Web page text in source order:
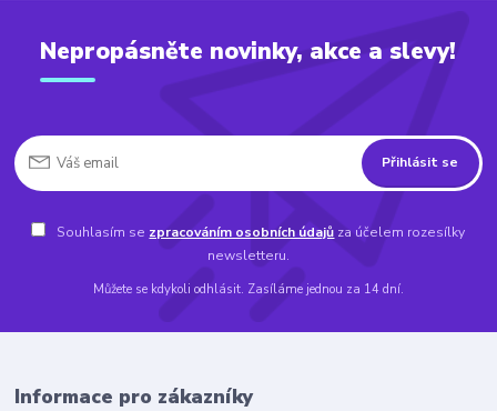
Nepropásněte novinky, akce a slevy!
Přihlásit se
Souhlasím se zpracováním osobních údajů za účelem rozesílky
newsletteru.
Můžete se kdykoli odhlásit. Zasíláme jednou za 14 dní.
Informace pro zákazníky